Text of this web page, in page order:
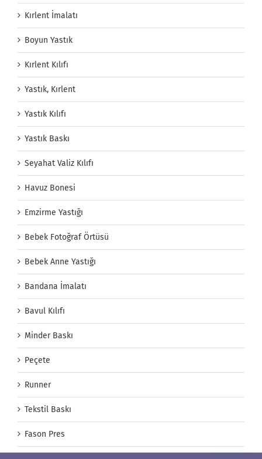
Kırlent İmalatı
Boyun Yastık
Kırlent Kılıfı
Yastık, Kırlent
Yastık Kılıfı
Yastık Baskı
Seyahat Valiz Kılıfı
Havuz Bonesi
Emzirme Yastığı
Bebek Fotoğraf Örtüsü
Bebek Anne Yastığı
Bandana İmalatı
Bavul Kılıfı
Minder Baskı
Peçete
Runner
Tekstil Baskı
Fason Pres